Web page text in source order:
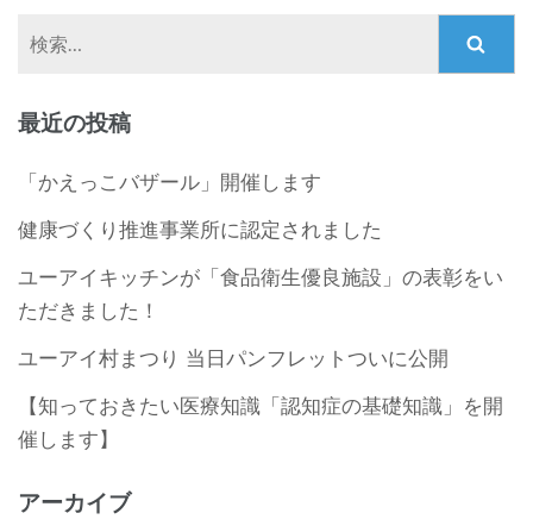
最近の投稿
「かえっこバザール」開催します
健康づくり推進事業所に認定されました
ユーアイキッチンが「食品衛生優良施設」の表彰をい
ただきました！
ユーアイ村まつり 当日パンフレットついに公開
【知っておきたい医療知識「認知症の基礎知識」を開
催します】
アーカイブ